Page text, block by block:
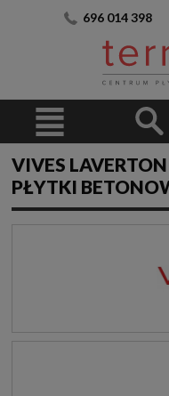
696 014 398
VIVES
PŁYTKI